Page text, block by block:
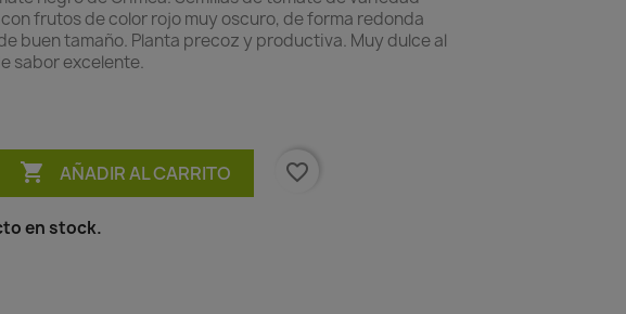
frutos de color rojo muy oscuro, de forma redonda
buen tamaño. Planta precoz y productiva. Muy dulce al
sabor excelente.
 AÑADIR AL CARRITO favorite_border
en stock.